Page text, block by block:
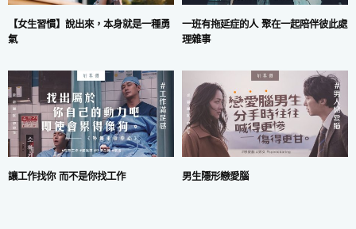
【女生習慣】說出來，本身就是一種勇
氣
一班有拖延症的人 聚在一起陪伴彼此處
理雜事
讓工作找你 而不是你找工作 男生隱形戀愛腦